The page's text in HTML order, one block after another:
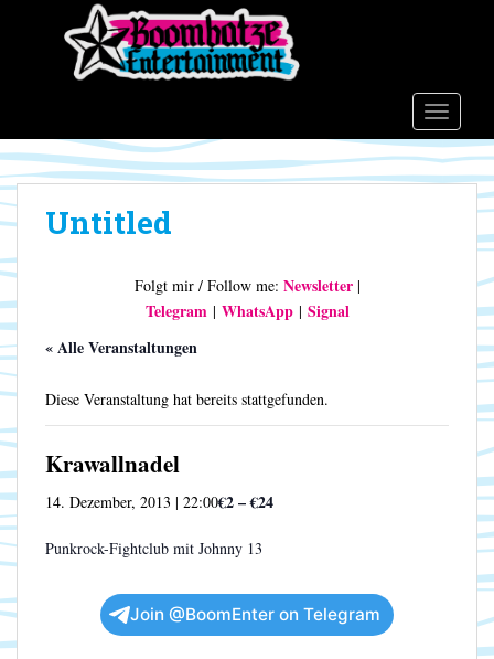
o
m
a
c
t
e
n
Untitled
Folgt mir / Follow me: Newsletter|
Telegram| WhatsApp| Signal
« Alle Veranstaltungen
Diese Veranstaltung hat bereits stattgefunden.
Krawallnadel
14. Dezember, 2013 | 22:00€2 – €24
Punkrock-Fightclub mit Johnny 13
Join @BoomEnter on Telegram